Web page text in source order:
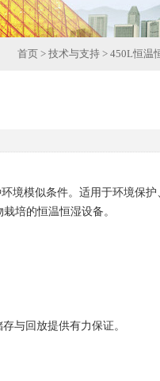
首页 > 技术与支持 > 450L恒温
境模似条件。 适用于环境保护
栽培的恒温恒湿设备。
与回放提供有力保证。